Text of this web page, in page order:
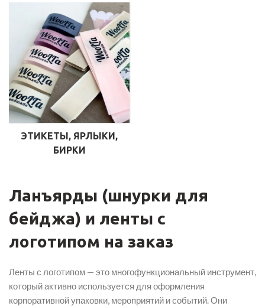
ЭТИКЕТЫ, ЯРЛЫКИ,
БИРКИ
Ланъярды (шнурки для
бейджа) и ленты с
логотипом на заказ
Ленты с логотипом — это многофункциональный инструмент,
который активно используется для оформления
корпоративной упаковки, мероприятий и событий. Они